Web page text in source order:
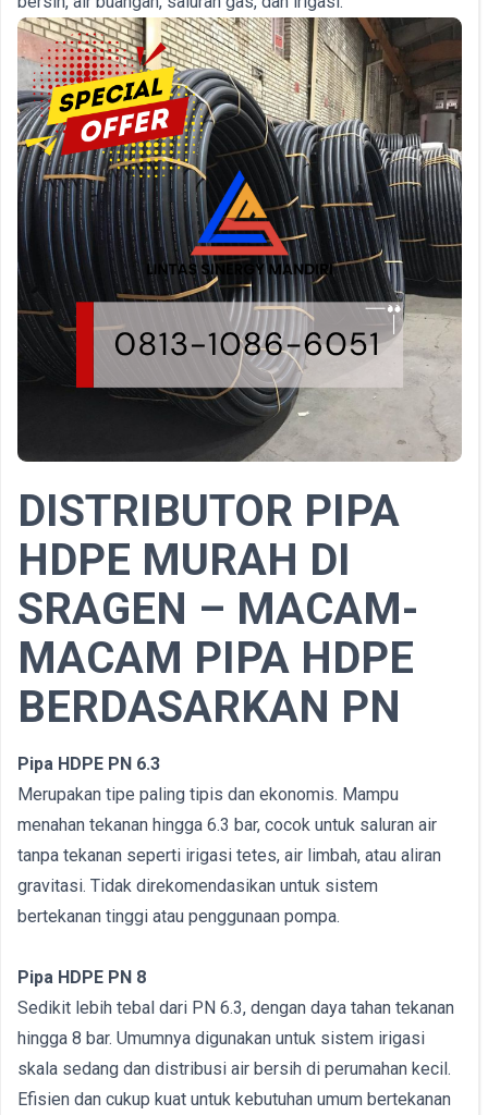
DISTRIBUTOR PIPA
HDPE MURAH DI
SRAGEN – MACAM-
MACAM PIPA HDPE
BERDASARKAN PN
Pipa HDPE PN 6.3
Merupakan tipe paling tipis dan ekonomis. Mampu
menahan tekanan hingga 6.3 bar, cocok untuk saluran air
tanpa tekanan seperti irigasi tetes, air limbah, atau aliran
gravitasi. Tidak direkomendasikan untuk sistem
bertekanan tinggi atau penggunaan pompa.
Pipa HDPE PN 8
Sedikit lebih tebal dari PN 6.3, dengan daya tahan tekanan
hingga 8 bar. Umumnya digunakan untuk sistem irigasi
skala sedang dan distribusi air bersih di perumahan kecil.
Efisien dan cukup kuat untuk kebutuhan umum bertekanan